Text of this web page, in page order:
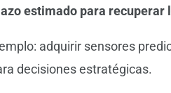
estimado para recuperar
adquirir sensores
decisiones estratégicas.